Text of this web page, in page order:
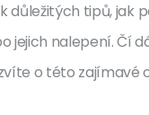
důležitých tipů, jak
jejich nalepení. Čí
o této zajímavé